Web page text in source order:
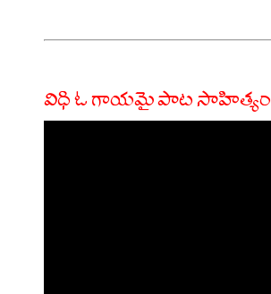
విధి ఓ గాయమై పాట సాహిత్యం